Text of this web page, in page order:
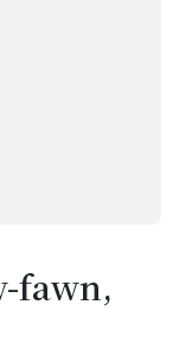
fawn,